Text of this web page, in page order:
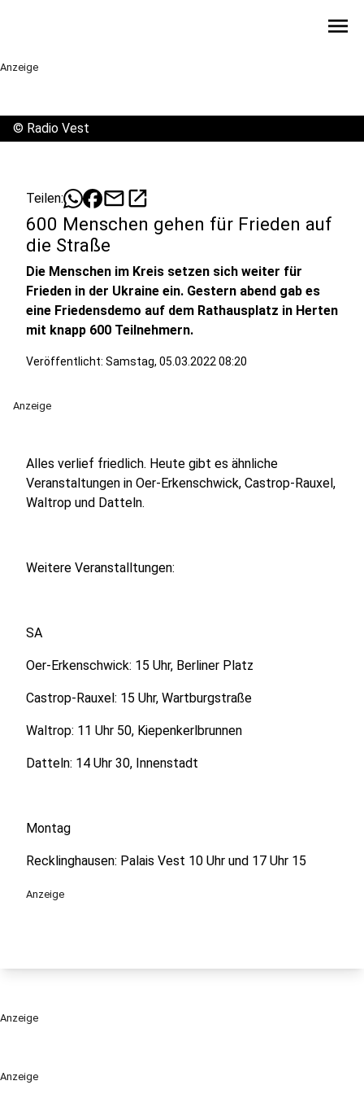
menu
Anzeige
Anzeige
© Radio Vest
Teilen: mailopen_in_new
600 Menschen gehen für Frieden auf
die Straße
Die Menschen im Kreis setzen sich weiter für
Frieden in der Ukraine ein. Gestern abend gab es
eine Friedensdemo auf dem Rathausplatz in Herten
mit knapp 600 Teilnehmern.
Veröffentlicht: Samstag, 05.03.2022 08:20
Anzeige
Alles verlief friedlich. Heute gibt es ähnliche
Veranstaltungen in Oer-Erkenschwick, Castrop-Rauxel,
Waltrop und Datteln.
Weitere Veranstalltungen:
SA
Oer-Erkenschwick: 15 Uhr, Berliner Platz
Castrop-Rauxel: 15 Uhr, Wartburgstraße
Waltrop: 11 Uhr 50, Kiepenkerlbrunnen
Datteln: 14 Uhr 30, Innenstadt
Montag
Recklinghausen: Palais Vest 10 Uhr und 17 Uhr 15
Anzeige
Anzeige